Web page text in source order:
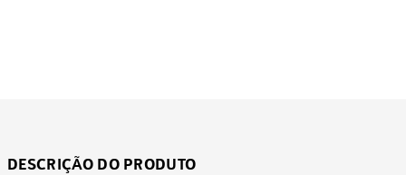
DESCRIÇÃO DO PRODUTO